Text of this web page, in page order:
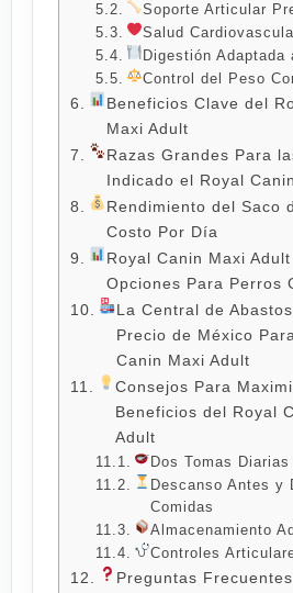
Soporte Articular
Salud
Digestión Adaptada
Control del Peso
Beneficios Clave del
Maxi Adult
Razas Grandes Para
Indicado el Royal
Rendimiento del Saco
Costo Por Día
Royal Canin Maxi
Opciones Para Perros
La Central de
Precio de México
Canin Maxi Adult
Consejos Para
Beneficios del Royal
Adult
Dos Tomas
Descanso Antes y
Comidas
Almacenamiento
Controles
Preguntas Frecuentes